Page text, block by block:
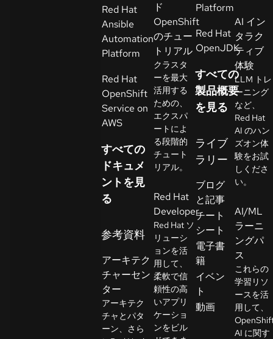
者
ト
ラ
イ
ア
ル
の
始
お
問
合
わ
言
語
の
選
択
Red Hat
Ansible
Automation
Platform
Red Hat
OpenShift
Service on
AWS
すべての
ドキュメ
ントを見
る
参考資料
アーキテク
チャーセン
ター
アーキテク
チャとパタ
ーン、さら
ド
OpenShift
のチュー
トリアル
クラスタ
ーを最大
活用する
ための、
エクスパ
ートによ
る段階的
チュート
リアル。
Red Hat
Developer
Red Hat ソ
リューシ
ョンを活
用して、
柔軟で信
頼性の高
いアプリ
ケーショ
ンをビル
Platform
Red Hat
OpenJDK
すべての
製品概要
を見る
ライブ
ラリー
ブログ
と記事
チート
シート
電子書
籍
イベン
ト
動画
AI イン
タラク
ティブ
体験
LLM トレ
ーニング
など、
Red Hat
AI のハン
ズオン体
験をお試
しくださ
い。
AI/ML
ラーニ
ングパ
ス
これらの
学習リソ
ースを活
用して、
AI に関す